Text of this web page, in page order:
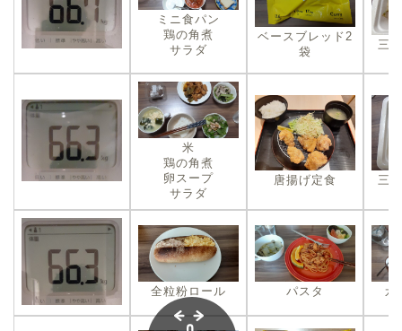
ミニ食パン
鶏の角煮
サラダ
ベースブレッド2
袋
三
米
鶏の角煮
卵スープ
サラダ
唐揚げ定食 三
全粒粉ロール パスタ カ